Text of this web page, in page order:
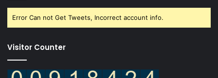
Error Can not Get Tweets, Incorrect account info.
Visitor Counter